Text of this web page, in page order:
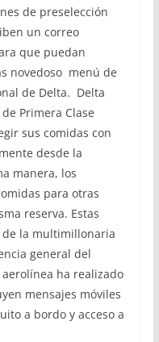
de preselección
un correo
que puedan
novedoso menú de
de Delta. Delta
Primera Clase
sus comidas con
desde la
manera, los
para otras
reserva. Estas
la multimillonaria
general del
ha realizado
mensajes móviles
a bordo y acceso a